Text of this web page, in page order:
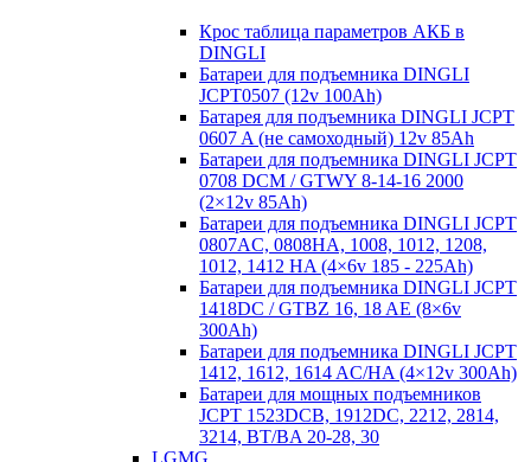
Крос таблица параметров АКБ в
DINGLI
Батареи для подъемника DINGLI
JCPT0507 (12v 100Ah)
Батарея для подъемника DINGLI JCPT
0607 A (не самоходный) 12v 85Ah
Батареи для подъемника DINGLI JCPT
0708 DCM / GTWY 8-14-16 2000
(2×12v 85Ah)
Батареи для подъемника DINGLI JCPT
0807AC, 0808HA, 1008, 1012, 1208,
1012, 1412 HA (4×6v 185 - 225Ah)
Батареи для подъемника DINGLI JCPT
1418DC / GTBZ 16, 18 AE (8×6v
300Ah)
Батареи для подъемника DINGLI JCPT
1412, 1612, 1614 AC/HA (4×12v 300Ah)
Батареи для мощных подъемников
JCPT 1523DCB, 1912DC, 2212, 2814,
3214, BT/BA 20-28, 30
LGMG